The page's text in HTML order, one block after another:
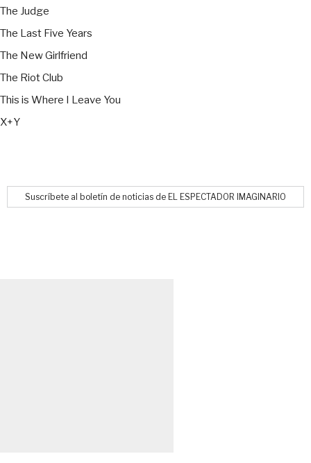
The Judge
The Last Five Years
The New Girlfriend
The Riot Club
This is Where I Leave You
X+Y
Suscríbete al boletín de noticias de EL ESPECTADOR IMAGINARIO